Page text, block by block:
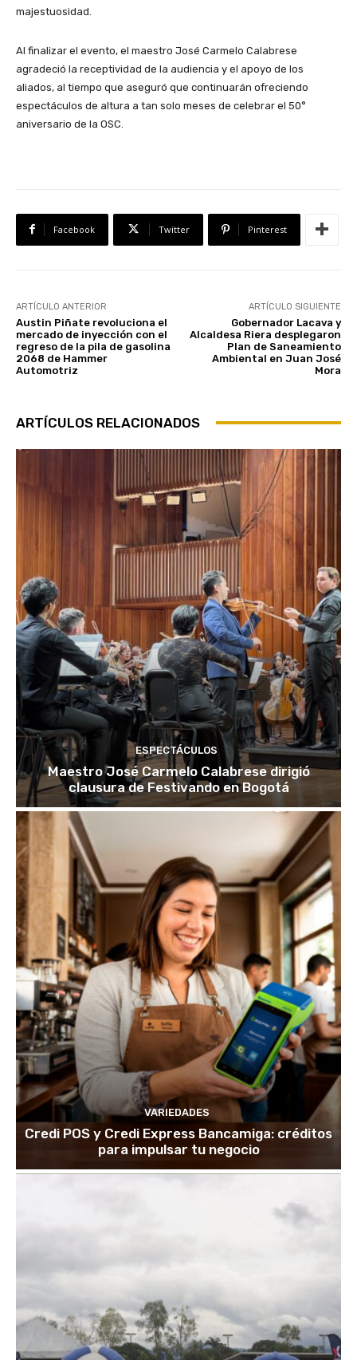
majestuosidad.
Al finalizar el evento, el maestro José Carmelo Calabrese
agradeció la receptividad de la audiencia y el apoyo de los
aliados, al tiempo que aseguró que continuarán ofreciendo
espectáculos de altura a tan solo meses de celebrar el 50°
aniversario de la OSC.
Facebook Twitter Pinterest
ARTÍCULO ANTERIOR
Austin Piñate revoluciona el
mercado de inyección con el
regreso de la pila de gasolina
2068 de Hammer
Automotriz
ARTÍCULO SIGUIENTE
Gobernador Lacava y
Alcaldesa Riera desplegaron
Plan de Saneamiento
Ambiental en Juan José
Mora
ARTÍCULOS RELACIONADOS
ESPECTÁCULOS
Maestro José Carmelo Calabrese dirigió
clausura de Festivando en Bogotá
VARIEDADES
Credi POS y Credi Express Bancamiga: créditos
para impulsar tu negocio